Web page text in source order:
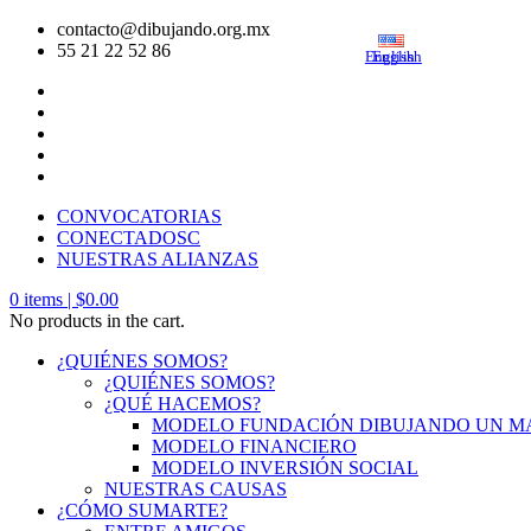
contacto@dibujando.org.mx
55 21 22 52 86
CONVOCATORIAS
CONECTADOSC
NUESTRAS ALIANZAS
0 items | $0.00
No products in the cart.
¿QUIÉNES SOMOS?
¿QUIÉNES SOMOS?
¿QUÉ HACEMOS?
MODELO FUNDACIÓN DIBUJANDO UN
MODELO FINANCIERO
MODELO INVERSIÓN SOCIAL
NUESTRAS CAUSAS
¿CÓMO SUMARTE?
English
English